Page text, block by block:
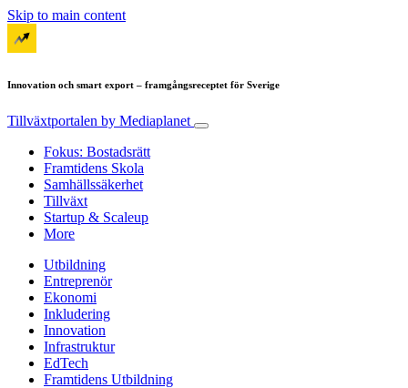
Skip to main content
Innovation och smart export – framgångsreceptet för Sverige
Tillväxtportalen by Mediaplanet
Fokus: Bostadsrätt
Framtidens Skola
Samhällssäkerhet
Tillväxt
Startup & Scaleup
More
Utbildning
Entreprenör
Ekonomi
Inkludering
Innovation
Infrastruktur
EdTech
Framtidens Utbildning